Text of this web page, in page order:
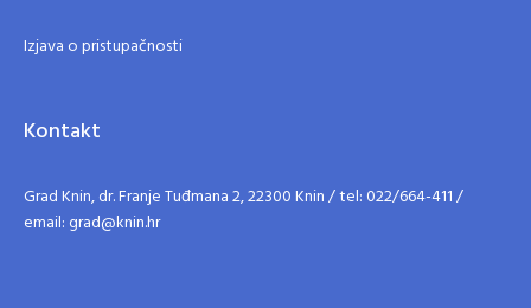
Izjava o pristupačnosti
Kontakt
Grad Knin, dr. Franje Tuđmana 2, 22300 Knin / tel: 022/664-411 /
email: grad@knin.hr